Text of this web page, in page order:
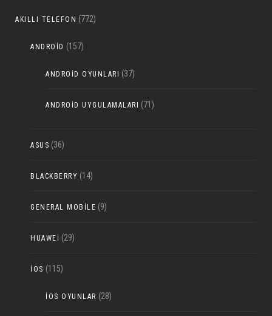
AKILLI TELEFON (772)
ANDROID (157)
ANDROID OYUNLARI (37)
ANDROID UYGULAMALARI (71)
ASUS (36)
BLACKBERRY (14)
GENERAL MOBILE (9)
HUAWEI (29)
IOS (115)
IOS OYUNLAR (28)